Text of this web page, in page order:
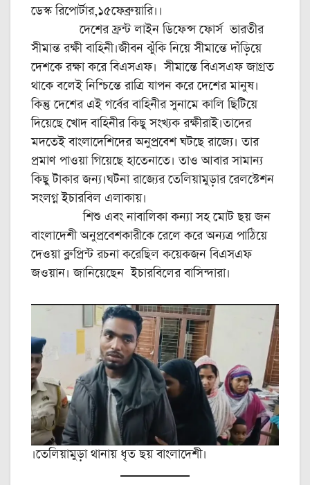
ডেস্ক রিপোর্টার,১৫ফেব্রুয়ারি।।
দেশের ফ্রন্ট লাইন ডিফেন্স ফোর্স ভারতীর
সীমান্ত রক্ষী বাহিনী।জীবন ঝুঁকি নিয়ে সীমান্তে দাঁড়িয়ে
দেশকে রক্ষা করে বিএসএফ। সীমান্তে বিএসএফ জাগ্রত
থাকে বলেই নিশ্চিন্তে রাত্রি যাপন করে দেশের মানুষ।
কিন্তু দেশের এই গর্বের বাহিনীর সুনামে কালি ছিটিয়ে
দিয়েছে খোদ বাহিনীর কিছু সংখ্যক রক্ষীরাই।তাদের
মদতেই বাংলাদেশিদের অনুপ্রবেশ ঘটছে রাজ্যে। তার
প্রমাণ পাওয়া গিয়েছে হাতেনাতে। তাও আবার সামান্য
কিছু টাকার জন্য।ঘটনা রাজ্যের তেলিয়ামুড়ার রেলস্টেশন
সংলগ্ন ইচারবিল এলাকায়।
শিশু এবং নাবালিকা কন্যা সহ মোট ছয় জন
বাংলাদেশী অনুপ্রবেশকারীকে রেলে করে অন্যত্র পাঠিয়ে
দেওয়া ব্লু প্রিন্ট রচনা করেছিল কয়েকজন বিএসএফ
জওয়ান। জানিয়েছেন ইচারবিলের বাসিন্দারা।
।তেলিয়ামুড়া থানায় ধৃত ছয় বাংলাদেশী।